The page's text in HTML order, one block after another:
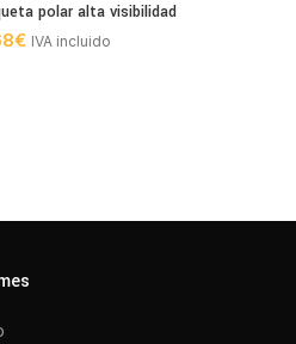
polar alta visibilidad
€ IVA incluido